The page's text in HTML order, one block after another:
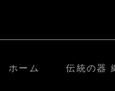
ホーム 伝統の器